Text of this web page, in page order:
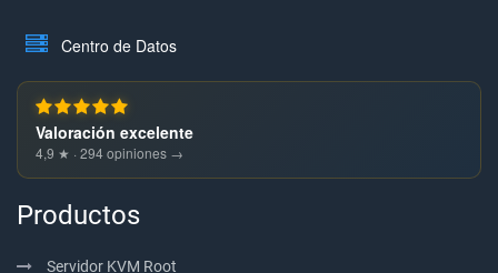
Centro de Datos
Valoración excelente
4,9 ★ · 294 opiniones →
Productos
Servidor KVM Root